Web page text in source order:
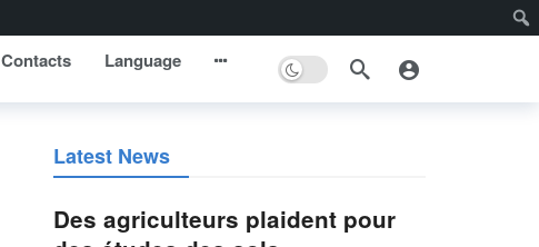
Contacts Language
Latest News
Des agriculteurs plaident pour